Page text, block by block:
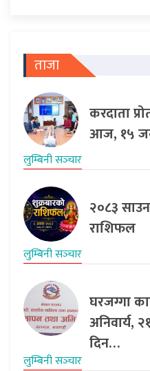
ताजा
करदाता
आज, १५
लुम्बिनी सञ्‍चार
२०८३
राशिफल
लुम्बिनी सञ्‍चार
घरजग्गा
अनिवार्य,
दिन…
लुम्बिनी सञ्‍चार